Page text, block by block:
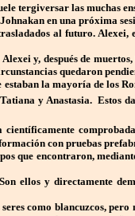
tergiversar las muchas
en una próxima
al futuro. Alexei,
y, después de
quedaron
la mayoría de los
y Anastasia. Estos
con pruebas
que encontraron,
ellos y directamente
como blancuzcos,